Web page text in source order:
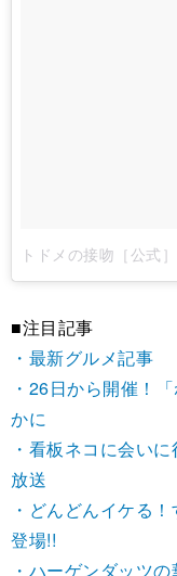
■注目記事
・最新グルメ記事
・26日から開催！
かに
・看板ネコに会い
放送
・どんどんイケる
登場!!
・ハーゲンダッツ